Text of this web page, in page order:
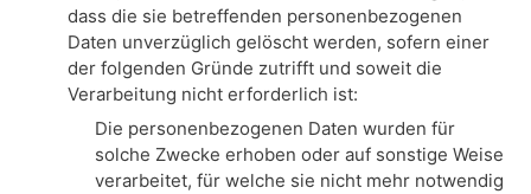
dass die sie betreffenden personenbezogenen
Daten unverzüglich gelöscht werden, sofern einer
der folgenden Gründe zutrifft und soweit die
Verarbeitung nicht erforderlich ist:
Die personenbezogenen Daten wurden für
solche Zwecke erhoben oder auf sonstige Weise
verarbeitet, für welche sie nicht mehr notwendig